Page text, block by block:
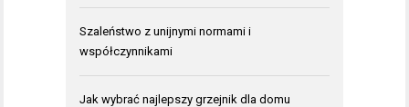
Szaleństwo z unijnymi normami i
współczynnikami
Jak wybrać najlepszy grzejnik dla domu